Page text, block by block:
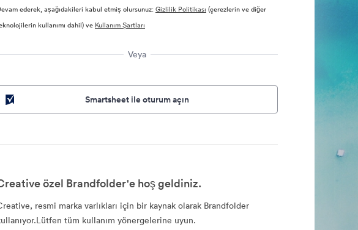
ederek, aşağıdakileri kabul etmiş olursunuz:Gizlilik Politikası (çerezlerin ve diğer
kullanımı dahil) ve Kullanım Şartları
Veya
Smartsheet ile oturum açın
özel Brandfolder'e hoş geldiniz.
resmi marka varlıkları için bir kaynak olarak Brandfolder
tüm kullanım yönergelerine uyun.